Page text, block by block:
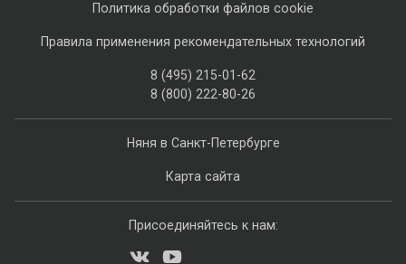
Няня в Санкт-Петербурге
Карта сайта
Политика обработки файлов cookie
Правила применения рекомендательных технологий
8 (495) 215-01-62
8 (800) 222-80-26
Присоединяйтесь к нам: